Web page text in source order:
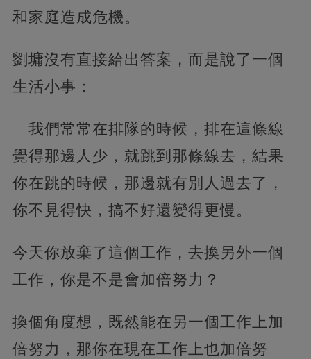
和家庭造成危機。
劉墉沒有直接給出答案，而是說了一個
生活小事：
「我們常常在排隊的時候，排在這條線
覺得那邊人少，就跳到那條線去，結果
你在跳的時候，那邊就有別人過去了，
你不見得快，搞不好還變得更慢。
今天你放棄了這個工作，去換另外一個
工作，你是不是會加倍努力？
換個角度想，既然能在另一個工作上加
倍努力，那你在現在工作上也加倍努